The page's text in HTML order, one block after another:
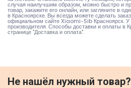
случая наилучшим образом, можно быстро и
товар, закажите его онлайн, или загляните в
в Красноярске. Вы всегда можете сделать
официальном сайте Xiaomi-Sib Красноярск. У
производителя. Способы доставки и оплаты в
странице "Доставка и оплата".
Не нашёл нужный товар?